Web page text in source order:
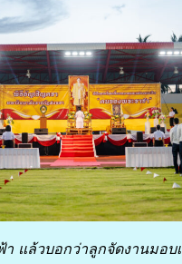
า แล้วบอกว่าลูกจัดงานมอบ